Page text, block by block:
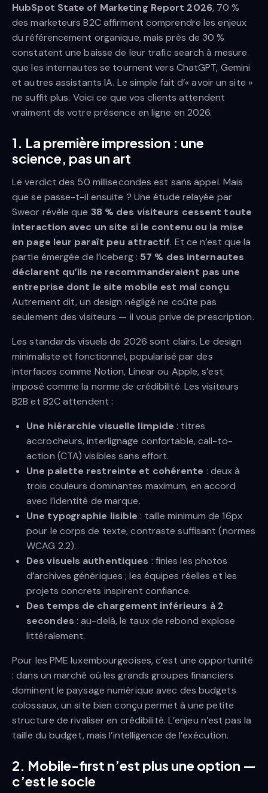
HubSpot State of Marketing Report 2026, 70 %
des marketeurs B2C affirment comprendre les enjeux
du référencement organique, mais près de 30 %
constatent une baisse de leur trafic search à mesure
que les internautes se tournent vers ChatGPT, Gemini
et autres assistants IA. Le simple fait d’« avoir un site »
ne suffit plus. Voici ce que vos clients attendent
vraiment de votre présence en ligne en 2026.
1. La première impression : une
science, pas un art
Le verdict des 50 millisecondes est sans appel. Mais
que se passe-t-il ensuite ? Une étude relayée par
Sweor révèle que 38 % des visiteurs cessent toute
interaction avec un site si le contenu ou la mise
en page leur paraît peu attractif. Et ce n’est que la
partie émergée de l’iceberg : 57 % des internautes
déclarent qu’ils ne recommanderaient pas une
entreprise dont le site mobile est mal conçu.
Autrement dit, un design négligé ne coûte pas
seulement des visiteurs — il vous prive de prescription.
Les standards visuels de 2026 sont clairs. Le design
minimaliste et fonctionnel, popularisé par des
interfaces comme Notion, Linear ou Apple, s’est
imposé comme la norme de crédibilité. Les visiteurs
B2B et B2C attendent :
Une hiérarchie visuelle limpide : titres
accrocheurs, interlignage confortable, call-to-
action (CTA) visibles sans effort.
Une palette restreinte et cohérente : deux à
trois couleurs dominantes maximum, en accord
avec l’identité de marque.
Une typographie lisible : taille minimum de 16px
pour le corps de texte, contraste suffisant (normes
WCAG 2.2).
Des visuels authentiques : finies les photos
d’archives génériques ; les équipes réelles et les
projets concrets inspirent confiance.
Des temps de chargement inférieurs à 2
secondes : au-delà, le taux de rebond explose
littéralement.
Pour les PME luxembourgeoises, c’est une opportunité
: dans un marché où les grands groupes financiers
dominent le paysage numérique avec des budgets
colossaux, un site bien conçu permet à une petite
structure de rivaliser en crédibilité. L’enjeu n’est pas la
taille du budget, mais l’intelligence de l’exécution.
2. Mobile-first n’est plus une option —
c’est le socle